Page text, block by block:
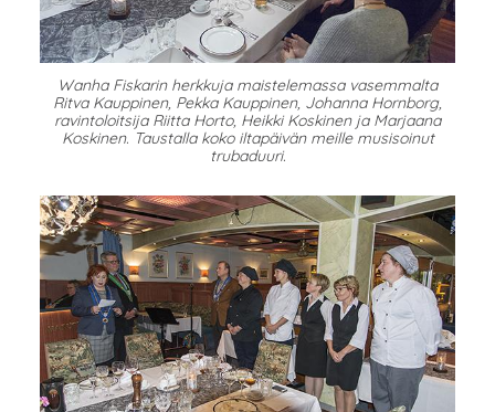
Wanha Fiskarin herkkuja maistelemassa vasemmalta
Ritva Kauppinen, Pekka Kauppinen, Johanna Hornborg,
ravintoloitsija Riitta Horto, Heikki Koskinen ja Marjaana
Koskinen. Taustalla koko iltapäivän meille musisoinut
trubaduuri.